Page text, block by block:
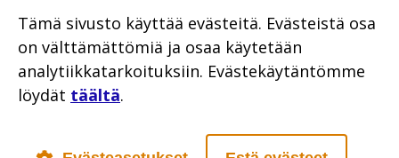
Järjestötietäjä-testi
Anna palautetta
Saavutettavuusseloste
Evästekäytännöt
Tämä sivusto käyttää evästeitä. Evästeistä osa
on välttämättömiä ja osaa käytetään
analytiikkatarkoituksiin. Evästekäytäntömme
löydät täältä.